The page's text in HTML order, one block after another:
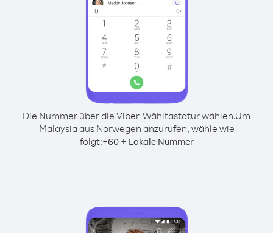
Die Nummer über die Viber-Wähltastatur wählen.Um
Malaysia aus Norwegen anzurufen, wähle wie
folgt:+60+ Lokale Nummer